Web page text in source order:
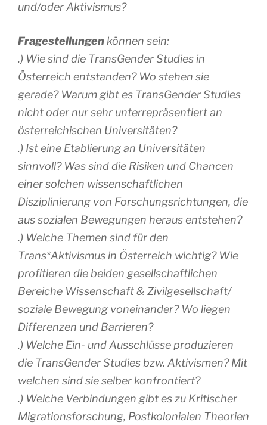
und/oder Aktivismus?
Fragestellungenkönnen sein:
.) Wie sind die TransGender Studies in
Österreich entstanden? Wo stehen sie
gerade? Warum gibt es TransGender Studies
nicht oder nur sehr unterrepräsentiert an
österreichischen Universitäten?
.) Ist eine Etablierung an Universitäten
sinnvoll? Was sind die Risiken und Chancen
einer solchen wissenschaftlichen
Disziplinierung von Forschungsrichtungen, die
aus sozialen Bewegungen heraus entstehen?
.) Welche Themen sind für den
Trans*Aktivismus in Österreich wichtig? Wie
profitieren die beiden gesellschaftlichen
Bereiche Wissenschaft & Zivilgesellschaft/
soziale Bewegung voneinander? Wo liegen
Differenzen und Barrieren?
.) Welche Ein- und Ausschlüsse produzieren
die TransGender Studies bzw. Aktivismen? Mit
welchen sind sie selber konfrontiert?
.) Welche Verbindungen gibt es zu Kritischer
Migrationsforschung, Postkolonialen Theorien